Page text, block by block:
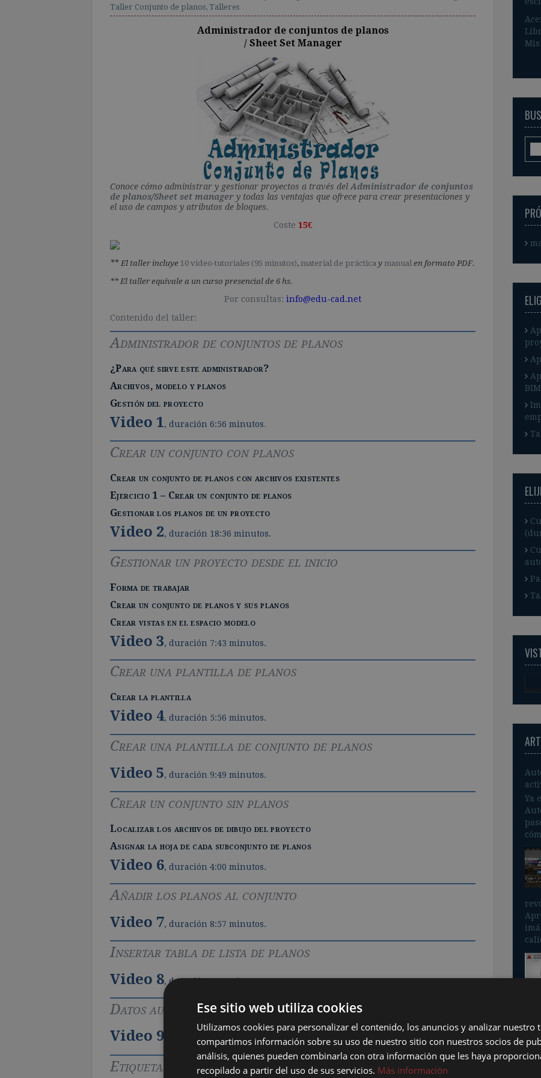
Taller Conjunto de planos, Talleres
Administrador de conjuntos de planos
/ Sheet Set Manager
Conoce cómo administrar y gestionar proyectos a través del Administrador de conjuntos
de planos/Sheet set manager y todas las ventajas que ofrece para crear presentaciones y
el uso de campos y atributos de bloques.
Coste 15€
** El taller incluye 10 video-tutoriales (95 minutos), material de práctica y manual en formato PDF.
** El taller equivale a un curso presencial de 6 hs.
Por consultas: info@edu-cad.net
Contenido del taller:
Administrador de conjuntos de planos
¿Para qué sirve este administrador?
Archivos, modelo y planos
Gestión del proyecto
Video 1, duración 6:56 minutos.
Crear un conjunto con planos
Crear un conjunto de planos con archivos existentes
Ejercicio 1 – Crear un conjunto de planos
Gestionar los planos de un proyecto
Video 2, duración 18:36 minutos.
Gestionar un proyecto desde el inicio
Forma de trabajar
Crear un conjunto de planos y sus planos
Crear vistas en el espacio modelo
Video 3, duración 7:43 minutos.
Crear una plantilla de planos
Crear la plantilla
Video 4, duración 5:56 minutos.
Crear una plantilla de conjunto de planos
Video 5, duración 9:49 minutos.
Crear un conjunto sin planos
Localizar los archivos de dibujo del proyecto
Asignar la hoja de cada subconjunto de planos
Video 6, duración 4:00 minutos.
Añadir los planos al conjunto
Video 7, duración 8:57 minutos.
Insertar tabla de lista de planos
Video 8, duración 5:29 minutos.
Datos automáticos del proyecto
Video 9 , duración 13:47 minutos.
Etiquetas para vistas
Ya
Ese sitio web utiliza cookies
Utilizamos cookies para personalizar el contenido, los anuncios y analizar nuestro
compartimos información sobre su uso de nuestro sitio con nuestros socios de
análisis, quienes pueden combinarla con otra información que les haya
recopilado a partir del uso de sus servicios. Más información